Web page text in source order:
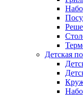
Детская